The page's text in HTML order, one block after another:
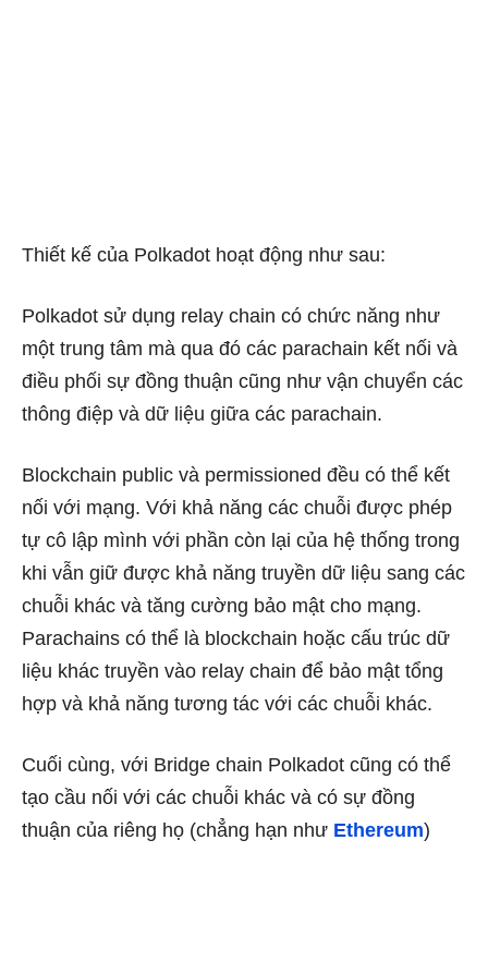
Thiết kế của Polkadot hoạt động như sau:
Polkadot sử dụng relay chain có chức năng như
một trung tâm mà qua đó các parachain kết nối và
điều phối sự đồng thuận cũng như vận chuyển các
thông điệp và dữ liệu giữa các parachain.
Blockchain public và permissioned đều có thể kết
nối với mạng. Với khả năng các chuỗi được phép
tự cô lập mình với phần còn lại của hệ thống trong
khi vẫn giữ được khả năng truyền dữ liệu sang các
chuỗi khác và tăng cường bảo mật cho mạng.
Parachains có thể là blockchain hoặc cấu trúc dữ
liệu khác truyền vào relay chain để bảo mật tổng
hợp và khả năng tương tác với các chuỗi khác.
Cuối cùng, với Bridge chain Polkadot cũng có thể
tạo cầu nối với các chuỗi khác và có sự đồng
thuận của riêng họ (chẳng hạn như Ethereum)